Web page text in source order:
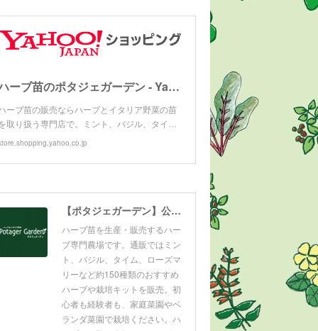
ハーブ苗のポタジェガーデン - Yahoo!ショッピング
ーブ苗の販売ならハーブとイタリア野菜の苗
取り扱う専門店で。ミント、バジル、タイ…
【ポタジェガーデン】公式サイト
ハーブ苗を生産・販売するハー
ブ専門農場です。通販ではミン
ト、バジル、タイム、ローズマ
リーなど約150種類のおすすめ
ハーブや栽培キットを販売。初
心者も経験者も、家庭菜園やベ
ランダ菜園で栽培ください。ハ